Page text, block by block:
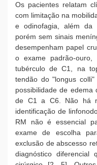
Os pacientes relatam
com limitação na
e odinofagia, além da
porém sem sinais
desempenham papel
o exame padrão-ouro,
tubérculo de C1, na
tendão do "longus
possibilidade de
de C1 a C6. Não há
identificação de
RM não é essencial
exame de escolha
exclusão de abscesso
diagnóstico diferencial